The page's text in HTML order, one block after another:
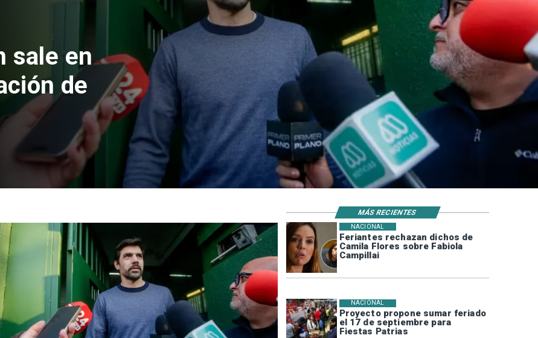
Feriantes rechazan dichos de
Camila Flores sobre Fabiola
Campillai
NACIONAL
Proyecto propone sumar feriado
el 17 de septiembre para
Fiestas Patrias
NACIONAL
MÁS RECIENTES